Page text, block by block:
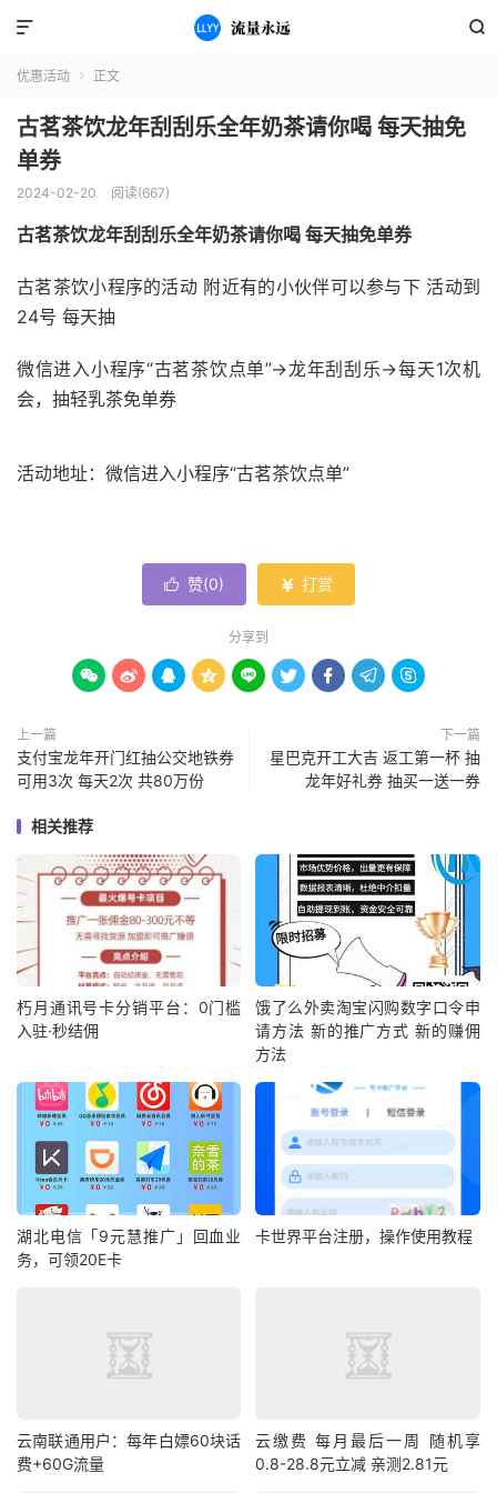


优惠活动  正文
古茗茶饮龙年刮刮乐全年奶茶请你喝 每天抽免
单券
2024-02-20 阅读(667)
古茗茶饮龙年刮刮乐全年奶茶请你喝 每天抽免单券
古茗茶饮小程序的活动 附近有的小伙伴可以参与下 活动到
24号 每天抽
微信进入小程序“古茗茶饮点单”->龙年刮刮乐->每天1次机
会，抽轻乳茶免单券
活动地址：微信进入小程序“古茗茶饮点单”
 赞(0)  打赏
分享到
        
上一篇
支付宝龙年开门红抽公交地铁券
可用3次 每天2次 共80万份
下一篇
星巴克开工大吉 返工第一杯 抽
龙年好礼券 抽买一送一券
相关推荐
朽月通讯号卡分销平台：0门槛
入驻·秒结佣
饿了么外卖淘宝闪购数字口令申
请方法 新的推广方式 新的赚佣
方法
湖北电信「9元慧推广」回血业
务，可领20E卡
卡世界平台注册，操作使用教程
云南联通用户：每年白嫖60块话
费+60G流量
云缴费 每月最后一周 随机享
0.8-28.8元立减 亲测2.81元